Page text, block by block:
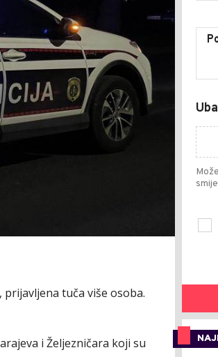
tuča više osoba.
i Željezničara koji su